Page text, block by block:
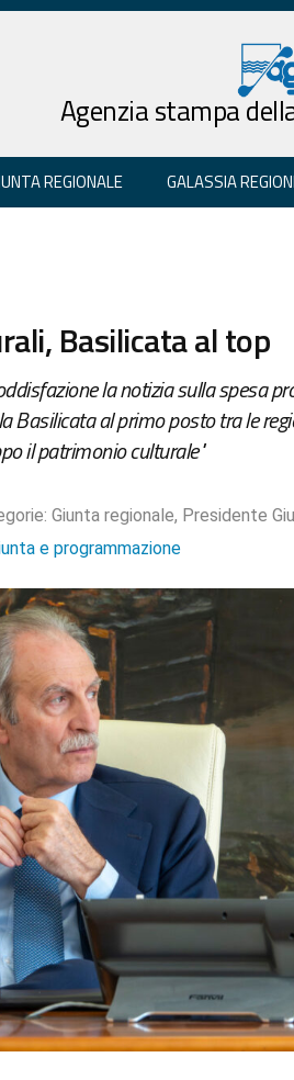
Agenzia stampa
REGIONALE GALASSIA
Basilicata al top
la notizia sulla spesa
Basilicata al primo posto tra le
il patrimonio culturale"
Giunta regionale, Presidente
e programmazione